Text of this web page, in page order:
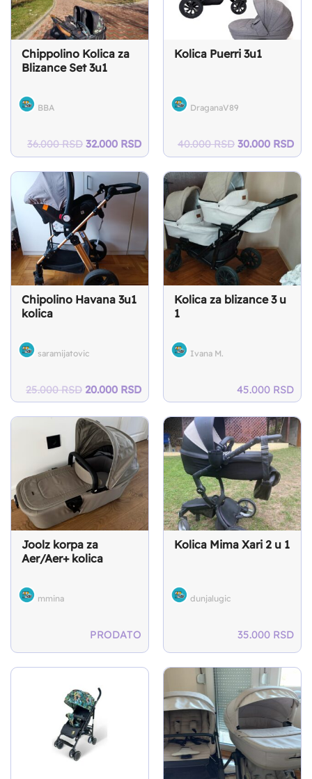
Chippolino Kolica za
Blizance Set 3u1
BBA
36.000RSD Original
price
was:
36.000 RSD.
32.000 RSDCurrent
price
is:
32.000 RSD.
Kolica Puerri 3u1
DraganaV89
40.000RSD Original
price
was:
40.000 RSD.
30.000 RSD
is:
Chipolino Havana 3u1
kolica
saramijatovic
25.000RSD Original
price
was:
25.000 RSD.
20.000 RSDCurrent
price
is:
20.000 RSD.
Kolica za blizance 3 u
1
Ivana M.
45.000 RSD
Joolz korpa za
Aer/Aer+ kolica
mmina
PRODATO
Kolica Mima Xari 2 u 1
dunjalugic
35.000 RSD